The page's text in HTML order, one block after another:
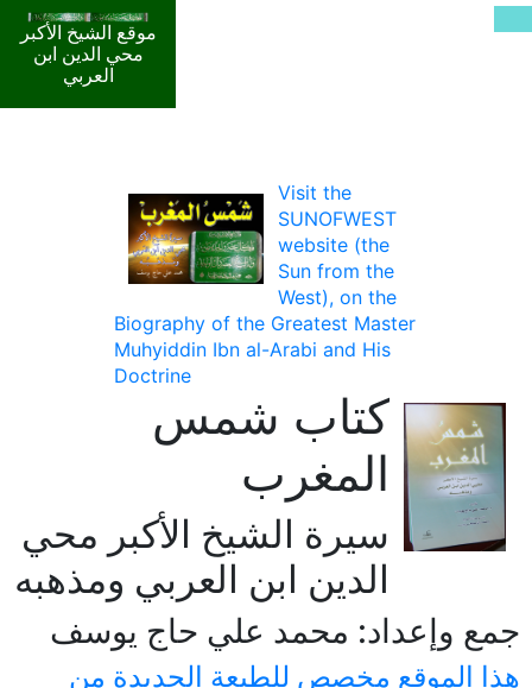
موقع الشيخ الأكبر
محي الدين ابن
العربي
Visit the
SUNOFWEST
website (the
Sun from the
West), on the
Biography of the Greatest Master
Muhyiddin Ibn al-Arabi and His
Doctrine
كتاب شمس
المغرب
سيرة الشيخ الأكبر محي
الدين ابن العربي ومذهبه
جمع وإعداد: محمد علي حاج يوسف
هذا الموقع مخصص للطبعة الجديدة من